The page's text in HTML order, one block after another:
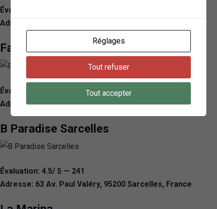
Évaluation: 4.3/ 5 — 297
Adresse: 27 Av. du 8 Mai 1945, 95200 Sarcelles, France
Family Pizza
Évaluation: 4.3/ 5 — 252
Adresse: 34 Rue des Piliers, 95200 Sarcelles, France
B Paradise Sarcelles
Évaluation: 4.5/ 5 — 241
Adresse: 63 Av. Paul Valéry, 95200 Sarcelles, France
Réglages
Tout refuser
Tout accepter